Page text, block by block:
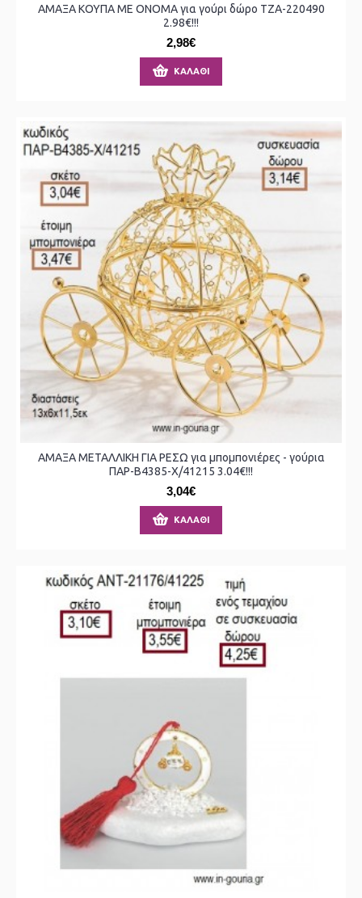
ΑΜΑΞΑ ΚΟΥΠΑ ΜΕ ΟΝΟΜΑ για γούρι δώρο ΤΖΑ-220490
2.98€!!!
2,98€
ΚΑΛΆΘΙ
ΑΜΑΞΑ ΜΕΤΑΛΛΙΚΗ ΓΙΑ ΡΕΣΩ για μπομπονιέρες - γούρια
ΠΑΡ-Β4385-Χ/41215 3.04€!!!
3,04€
ΚΑΛΆΘΙ